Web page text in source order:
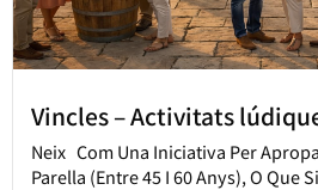
Vincles – Activitats
Neix Com Una Iniciativa Per
Parella (entre 45 I 60 Anys), O Que